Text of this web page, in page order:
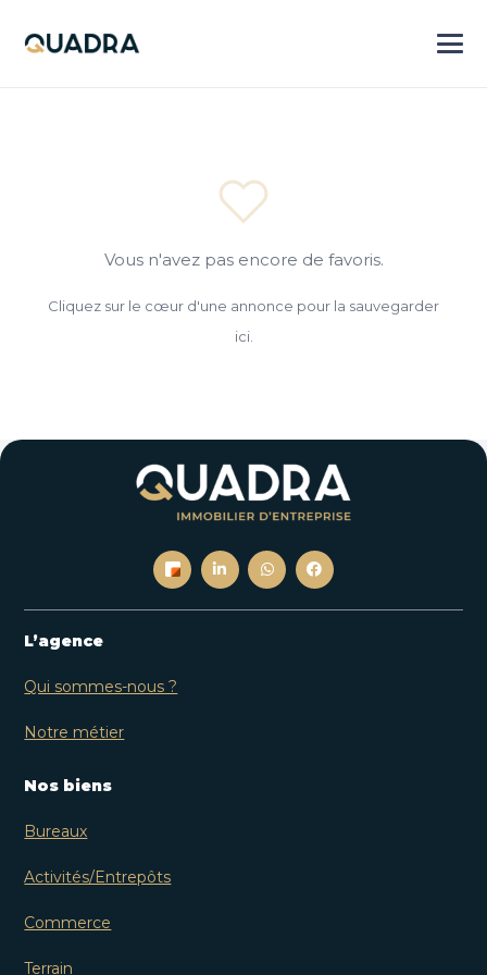
Vous n'avez pas encore de favoris.
Cliquez sur le cœur d'une annonce pour la sauvegarder
ici.
L’agence
Qui sommes-nous ?
Notre métier
Nos biens
Bureaux
Activités/Entrepôts
Commerce
Terrain